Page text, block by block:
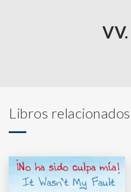
Libros relacionados